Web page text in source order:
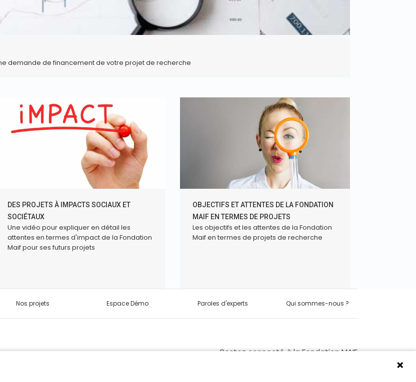
demande de financement de votre projet de recherche
DES PROJETS À IMPACTS SOCIAUX ET
SOCIÉTAUX
Une vidéo pour expliquer en détail les
attentes en termes d'impact de la Fondation
Maif pour ses futurs projets
OBJECTIFS ET ATTENTES DE LA FONDATION
MAIF EN TERMES DE PROJETS
Les objectifs et les attentes de la Fondation
Maif en termes de projets de recherche
Nos projets Espace Démo Paroles d'experts Qui sommes-nous ?
Restez connecté à la Fondation MAIF